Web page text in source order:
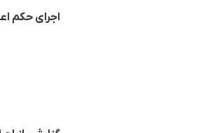
اجرای حکم